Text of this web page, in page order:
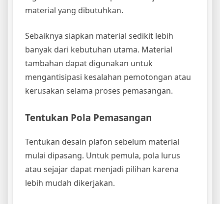
material yang dibutuhkan.
Sebaiknya siapkan material sedikit lebih
banyak dari kebutuhan utama. Material
tambahan dapat digunakan untuk
mengantisipasi kesalahan pemotongan atau
kerusakan selama proses pemasangan.
Tentukan Pola Pemasangan
Tentukan desain plafon sebelum material
mulai dipasang. Untuk pemula, pola lurus
atau sejajar dapat menjadi pilihan karena
lebih mudah dikerjakan.